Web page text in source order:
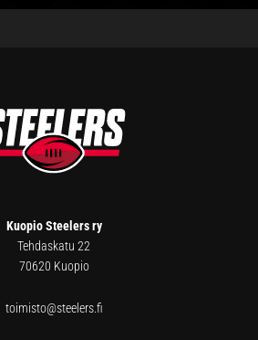
Kuopio Steelers ry
Tehdaskatu 22
70620 Kuopio
toimisto@steelers.fi